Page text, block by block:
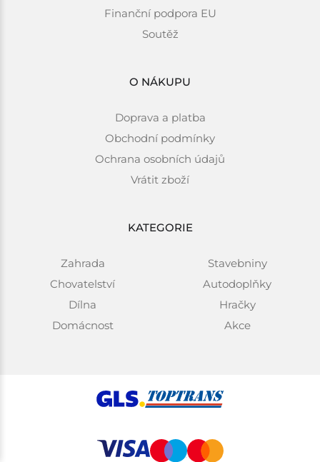
Finanční podpora EU
Soutěž
O NÁKUPU
Doprava a platba
Obchodní podmínky
Ochrana osobních údajů
Vrátit zboží
KATEGORIE
Zahrada
Chovatelství
Dílna
Domácnost
Stavebniny
Autodoplňky
Hračky
Akce